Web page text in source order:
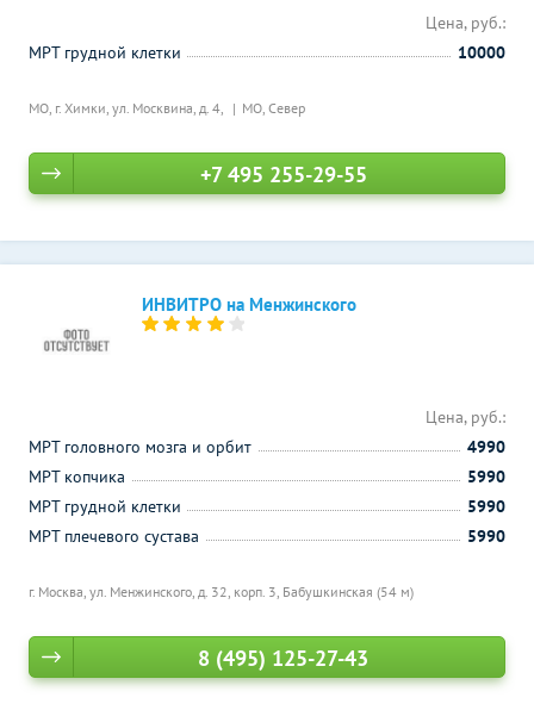
МО, г. Химки, ул. Москвина, д. 4, МО, Север
Цена, руб.:
МРТ грудной клетки
10000
+7 495 255-29-55
ИНВИТРО на Менжинского
г. Москва, ул. Менжинского, д. 32, корп. 3, Бабушкинская (54 м)
Цена, руб.:
МРТ головного мозга и орбит
4990
МРТ копчика
5990
МРТ грудной клетки
5990
МРТ плечевого сустава
5990
8 (495) 125-27-43